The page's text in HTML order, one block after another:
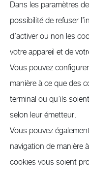
Dans les paramètres
possibilité de refuser
d’activer ou non les
votre appareil et de
Vous pouvez
manière à ce que des
terminal ou qu’ils
selon leur émetteur.
Vous pouvez
navigation de manière
cookies vous soient